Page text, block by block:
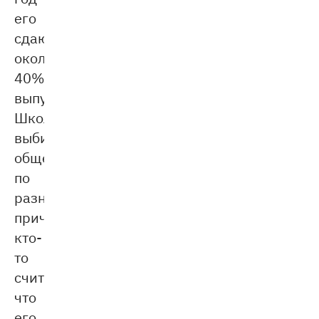
его
сдают
около
40%
выпускников.
Школьники
выбирают
обществознание
по
разным
причинам:
кто-
то
считает,
что